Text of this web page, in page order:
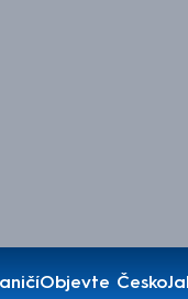
Objevte Česko